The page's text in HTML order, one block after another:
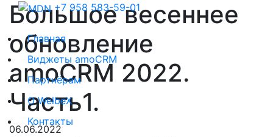
+7 958 583-59-01
Главная
Виджеты amoCRM
Партнёрам
О WelbeX
Контакты
Большое весеннее
обновление
amoCRM 2022.
Часть1.
06.06.2022